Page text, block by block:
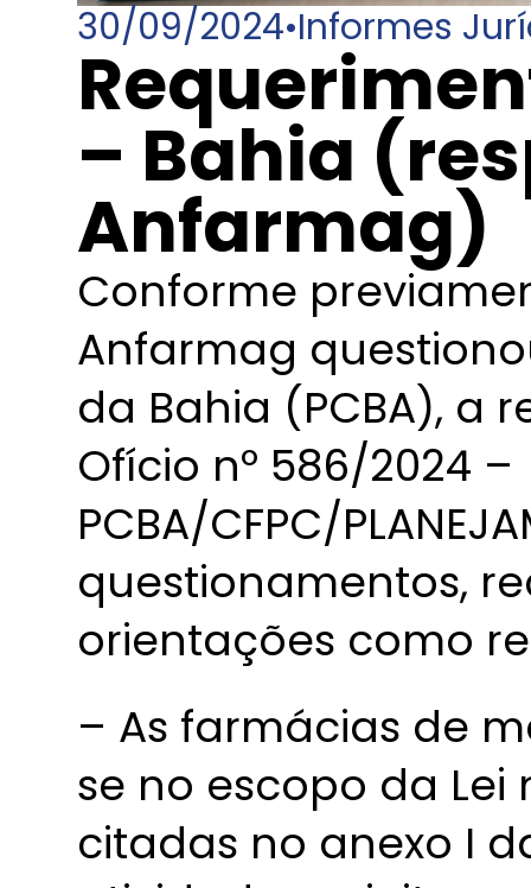
30/09/2024•Informes
– Bahia
Anfarmag)
Conforme
Anfarmag
da Bahia (PCBA), a
Ofício nº 586/2024 –
PCBA/CFPC/
questionamentos,
orientações como
– As farmácias de
se no escopo da Lei
citadas no anexo I